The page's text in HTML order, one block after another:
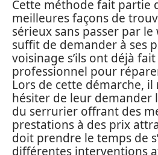
Cette méthode fait partie
meilleures façons de
sérieux sans passer par le
suffit de demander à ses
voisinage s’ils ont déjà
professionnel pour
Lors de cette démarche, il
hésiter de leur demander
du serrurier offrant des
prestations à des prix
doit prendre le temps de
différentes interventions